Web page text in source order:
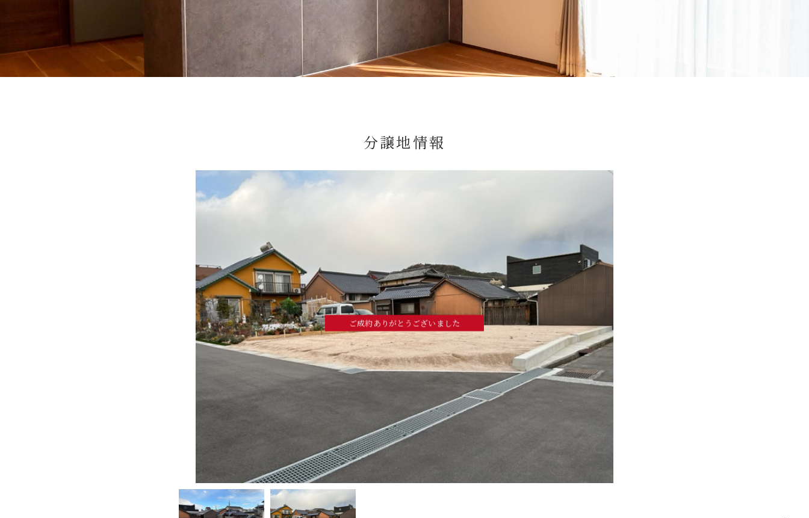
分譲地情報
ご成約ありがとうございました